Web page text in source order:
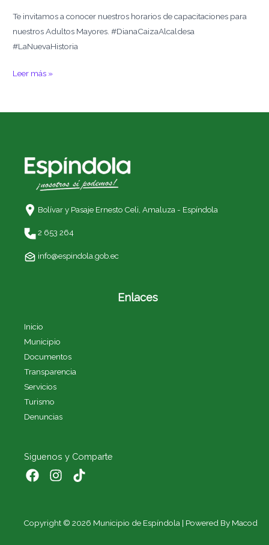
Te invitamos a conocer nuestros horarios de capacitaciones para
nuestros Adultos Mayores. #DianaCaizaAlcaldesa
#LaNuevaHistoria
Leer más »
Bolívar y Pasaje Ernesto Celi, Amaluza - Espíndola
2 653 264
info@espindola.gob.ec
Enlaces
Inicio
Municipio
Documentos
Transparencia
Servicios
Turismo
Denuncias
Siguenos y Comparte
Copyright © 2026 Municipio de Espíndola | Powered By Macod